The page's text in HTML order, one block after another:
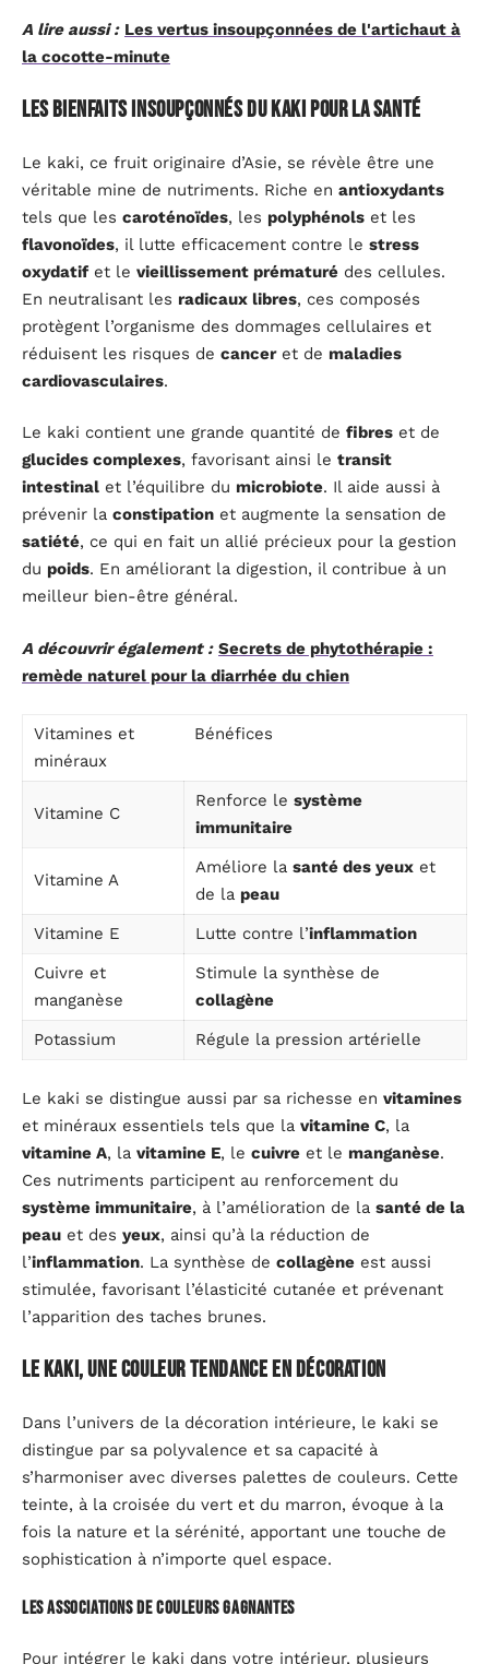
A lire aussi : Les vertus insoupçonnées de l'artichaut à
la cocotte-minute
Les bienfaits insoupçonnés du kaki pour la santé
Le kaki, ce fruit originaire d’Asie, se révèle être une
véritable mine de nutriments. Riche en antioxydants
tels que les caroténoïdes, les polyphénols et les
flavonoïdes, il lutte efficacement contre le stress
oxydatifet le vieillissement prématuré des cellules.
En neutralisant les radicaux libres, ces composés
protègent l’organisme des dommages cellulaires et
réduisent les risques de canceret de maladies
cardiovasculaires.
Le kaki contient une grande quantité de fibres et de
glucides complexes, favorisant ainsi le transit
intestinal et l’équilibre du microbiote. Il aide aussi à
prévenir la constipation et augmente la sensation de
satiété, ce qui en fait un allié précieux pour la gestion
du poids. En améliorant la digestion, il contribue à un
meilleur bien-être général.
A découvrir également : Secrets de phytothérapie :
remède naturel pour la diarrhée du chien
Vitamines et
minéraux
Bénéfices
Vitamine C
Renforce le système
immunitaire
Vitamine A
Améliore la santé des yeux et
de la peau
Vitamine E
Lutte contre l’inflammation
Cuivre et
manganèse
Stimule la synthèse de
collagène
Potassium
Régule la pression artérielle
Le kaki se distingue aussi par sa richesse en vitamines
et minéraux essentiels tels que la vitamine C, la
vitamine A, la vitamine E, le cuivre et le manganèse.
Ces nutriments participent au renforcement du
système immunitaire, à l’amélioration de la santé de la
peau et des yeux, ainsi qu’à la réduction de
l’inflammation. La synthèse de collagène est aussi
stimulée, favorisant l’élasticité cutanée et prévenant
l’apparition des taches brunes.
Le kaki, une couleur tendance en décoration
Dans l’univers de la décoration intérieure, le kaki se
distingue par sa polyvalence et sa capacité à
s’harmoniser avec diverses palettes de couleurs. Cette
teinte, à la croisée du vert et du marron, évoque à la
fois la nature et la sérénité, apportant une touche de
sophistication à n’importe quel espace.
Les associations de couleurs gagnantes
Pour intégrer le kaki dans votre intérieur, plusieurs